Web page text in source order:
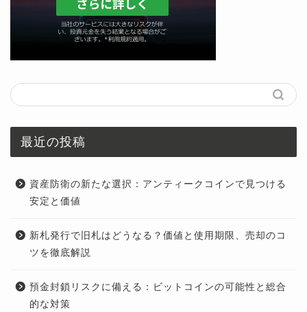
最近の投稿
資産防衛の新たな選択：アンティークコインで見つける
安定と価値
新札発行で旧札はどうなる？価値と使用期限、売却のコ
ツを徹底解説
預金封鎖リスクに備える：ビットコインの可能性と総合
的な対策